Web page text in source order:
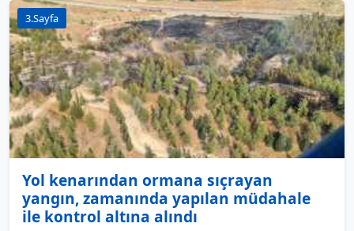
3.Sayfa
Yol kenarından ormana sıçrayan
yangın, zamanında yapılan müdahale
ile kontrol altına alındı